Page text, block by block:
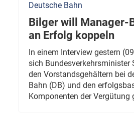
Deutsche Bahn
Bilger will Manager-
an Erfolg koppeln
In einem Interview gestern
sich Bundesverkehrsminister
den Vorstandsgehältern bei
Bahn (DB) und den
Komponenten der Vergütung